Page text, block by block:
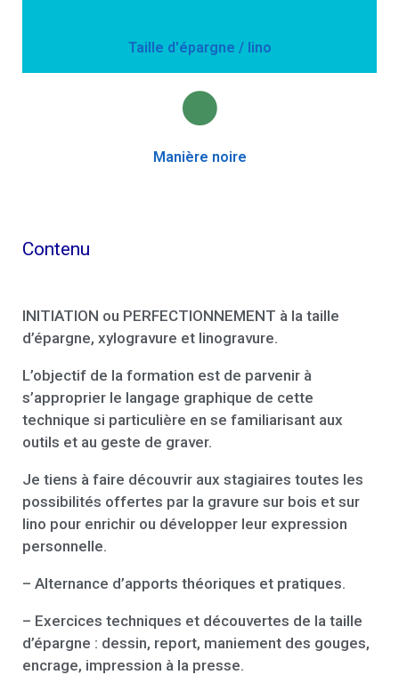
Taille d'épargne / lino
Manière noire
Contenu
INITIATION ou PERFECTIONNEMENT à la taille
d’épargne, xylogravure et linogravure.
L’objectif de la formation est de parvenir à
s’approprier le langage graphique de cette
technique si particulière en se familiarisant aux
outils et au geste de graver.
Je tiens à faire découvrir aux stagiaires toutes les
possibilités offertes par la gravure sur bois et sur
lino pour enrichir ou développer leur expression
personnelle.
– Alternance d’apports théoriques et pratiques.
– Exercices techniques et découvertes de la taille
d’épargne : dessin, report, maniement des gouges,
encrage, impression à la presse.